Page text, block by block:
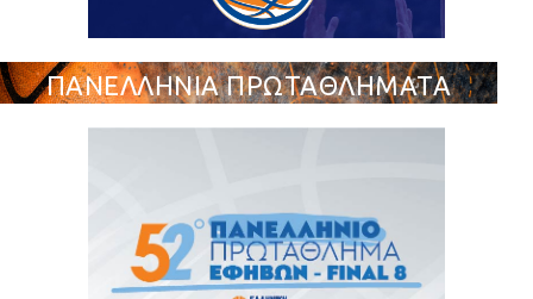
ΠΑΝΕΛΛΗΝΙΑ ΠΡΩΤΑΘΛΗΜΑΤΑ